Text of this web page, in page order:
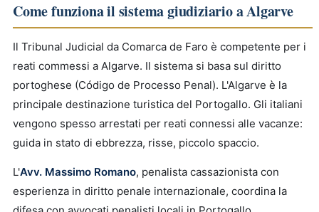
Come funziona il sistema giudiziario a Algarve
Il Tribunal Judicial da Comarca de Faro è competente per i
reati commessi a Algarve. Il sistema si basa sul diritto
portoghese (Código de Processo Penal). L'Algarve è la
principale destinazione turistica del Portogallo. Gli italiani
vengono spesso arrestati per reati connessi alle vacanze:
guida in stato di ebbrezza, risse, piccolo spaccio.
L'Avv. Massimo Romano, penalista cassazionista con
esperienza in diritto penale internazionale, coordina la